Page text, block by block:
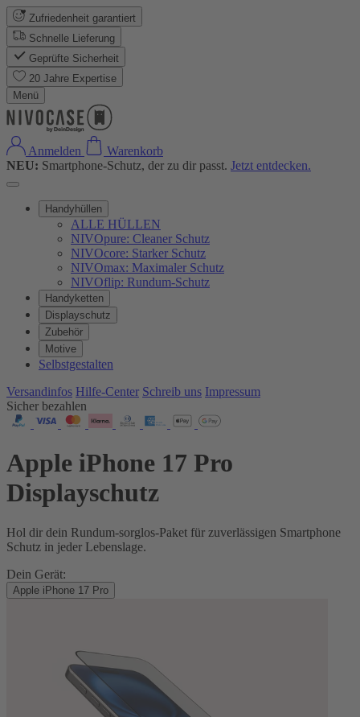
Zufriedenheit garantiert
Schnelle Lieferung
Geprüfte Sicherheit
20 Jahre Expertise
Menü
Anmelden
Warenkorb
NEU: Smartphone-Schutz, der zu dir passt. Jetzt entdecken.
Handyhüllen
ALLE HÜLLEN
NIVOpure: Cleaner Schutz
NIVOcore: Starker Schutz
NIVOmax: Maximaler Schutz
NIVOflip: Rundum-Schutz
Handyketten
Displayschutz
Zubehör
Motive
Selbstgestalten
Versandinfos Hilfe-Center Schreib uns Impressum
Sicher bezahlen
Apple iPhone 17 Pro
Displayschutz
Hol dir dein Rundum-sorglos-Paket für zuverlässigen Smartphone
Schutz in jeder Lebenslage.
Dein Gerät:
Apple iPhone 17 Pro